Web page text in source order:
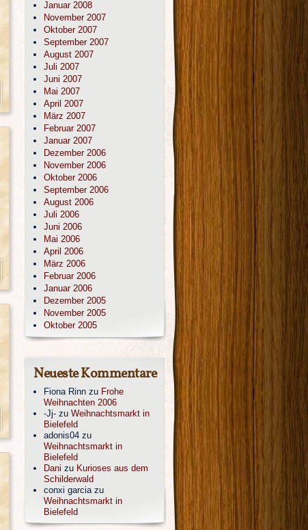
Januar 2008
November 2007
Oktober 2007
September 2007
August 2007
Juli 2007
Juni 2007
Mai 2007
April 2007
März 2007
Februar 2007
Januar 2007
Dezember 2006
November 2006
Oktober 2006
September 2006
August 2006
Juli 2006
Juni 2006
Mai 2006
April 2006
März 2006
Februar 2006
Januar 2006
Dezember 2005
November 2005
Oktober 2005
Neueste Kommentare
Fiona Rinn zu Frohe
Weihnachten 2006
-Jj- zu Weihnachtsmarkt in
Bielefeld
adonis04 zu
Weihnachtsmarkt in
Bielefeld
Dani zu Kurioses aus dem
Schilderwald
conxi garciazu
Weihnachtsmarkt in
Bielefeld